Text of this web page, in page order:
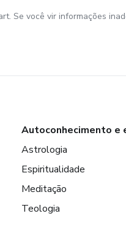
Se você vir informações
Autoconhecimento e
Astrologia
Espiritualidade
Meditação
Teologia